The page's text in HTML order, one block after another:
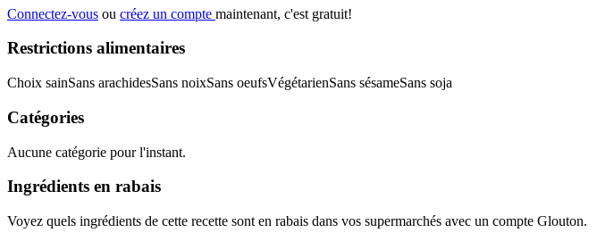
Connectez-vous ou créez un compte maintenant, c'est gratuit!
Restrictions alimentaires
Choix sainSans arachidesSans noixSans oeufsVégétarienSans sésameSans soja
Catégories
Aucune catégorie pour l'instant.
Ingrédients en rabais
Voyez quels ingrédients de cette recette sont en rabais dans vos supermarchés avec un compte Glouton.